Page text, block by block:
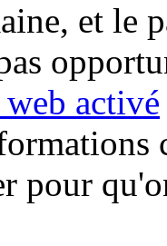
et le
activé
pour